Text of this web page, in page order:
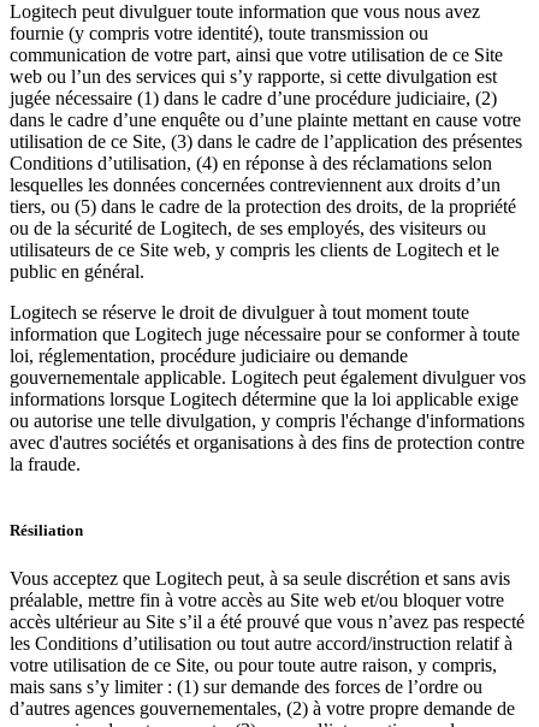
Logitech peut divulguer toute information que vous nous avez
fournie (y compris votre identité), toute transmission ou
communication de votre part, ainsi que votre utilisation de ce Site
web ou l’un des services qui s’y rapporte, si cette divulgation est
jugée nécessaire (1) dans le cadre d’une procédure judiciaire, (2)
dans le cadre d’une enquête ou d’une plainte mettant en cause votre
utilisation de ce Site, (3) dans le cadre de l’application des présentes
Conditions d’utilisation, (4) en réponse à des réclamations selon
lesquelles les données concernées contreviennent aux droits d’un
tiers, ou (5) dans le cadre de la protection des droits, de la propriété
ou de la sécurité de Logitech, de ses employés, des visiteurs ou
utilisateurs de ce Site web, y compris les clients de Logitech et le
public en général.
Logitech se réserve le droit de divulguer à tout moment toute
information que Logitech juge nécessaire pour se conformer à toute
loi, réglementation, procédure judiciaire ou demande
gouvernementale applicable. Logitech peut également divulguer vos
informations lorsque Logitech détermine que la loi applicable exige
ou autorise une telle divulgation, y compris l'échange d'informations
avec d'autres sociétés et organisations à des fins de protection contre
la fraude.
Résiliation
Vous acceptez que Logitech peut, à sa seule discrétion et sans avis
préalable, mettre fin à votre accès au Site web et/ou bloquer votre
accès ultérieur au Site s’il a été prouvé que vous n’avez pas respecté
les Conditions d’utilisation ou tout autre accord/instruction relatif à
votre utilisation de ce Site, ou pour toute autre raison, y compris,
mais sans s’y limiter : (1) sur demande des forces de l’ordre ou
d’autres agences gouvernementales, (2) à votre propre demande de